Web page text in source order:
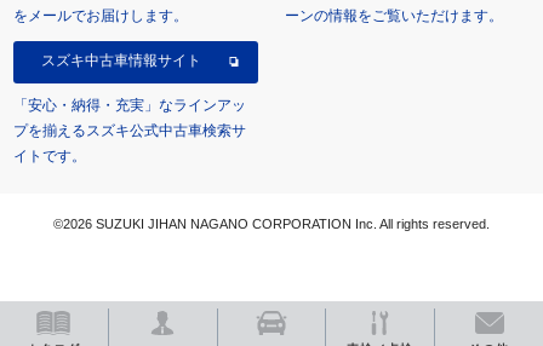
をメールでお届けします。
ーンの情報をご覧いただけます。
スズキ中古車情報サイト
「安心・納得・充実」なラインアッ
プを揃えるスズキ公式中古車検索サ
イトです。
©2026 SUZUKI JIHAN NAGANO CORPORATION Inc. All rights reserved.